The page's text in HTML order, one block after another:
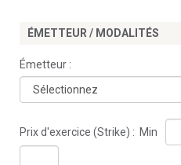
ÉMETTEUR / MODALITÉS
Émetteur :
Prix d'exercice (Strike) : Min